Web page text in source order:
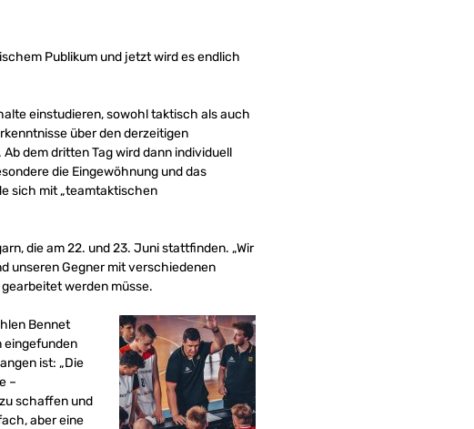
Publikum und jetzt wird es endlich
einstudieren, sowohl taktisch als auch
über den derzeitigen
dem dritten Tag wird dann individuell
die Eingewöhnung und das
sich mit „teamtaktischen
die am 22. und 23. Juni stattfinden. „Wir
unseren Gegner mit verschiedenen
werden müsse.
Bennet
eingefunden
ist: „Die
–
schaffen und
aber eine